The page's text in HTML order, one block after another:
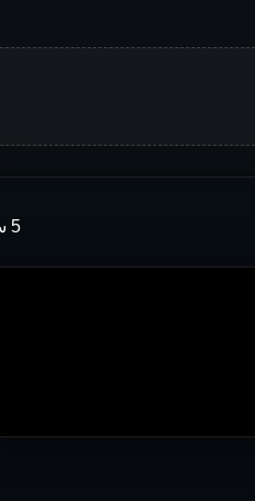
5 سيرفر